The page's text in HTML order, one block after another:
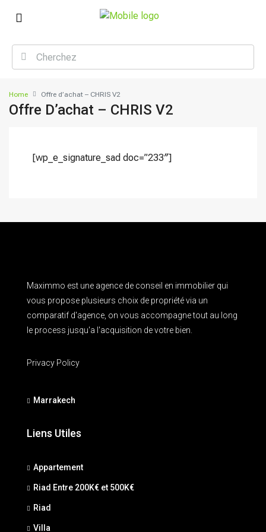
Home Offre d’achat – CHRIS V2
Offre D’achat – CHRIS V2
[wp_e_signature_sad doc=”233″]
Maximmo est une agence de conseil en immobilier qui
vous propose plusieurs choix de propriété via un
comparatif d'agence, on vous accompagne tout au long
le process jusqu'a l'acquisition de votre bien.
Privacy Policy
Marrakech
Liens Utiles
Appartement
Riad Entre 200K€ et 500K€
Riad
Villa